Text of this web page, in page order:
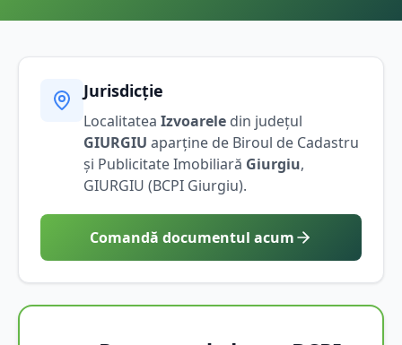
Jurisdicție
Localitatea Izvoarele din județul
GIURGIU aparține de Biroul de Cadastru
și Publicitate Imobiliară Giurgiu,
GIURGIU (BCPI Giurgiu).
Comandă documentul acum